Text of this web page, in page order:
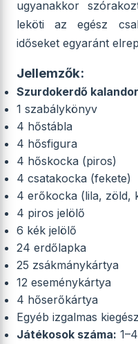
ugyanakkor
leköti az egész
időseket egyaránt
Jellemzők:
Szurdokerdő
1 szabálykönyv
4 hőstábla
4 hősfigura
4 hőskocka (piros)
4 csatakocka (fekete)
4 erőkocka (lila, zöld,
4 piros jelölő
6 kék jelölő
24 erdőlapka
25 zsákmánykártya
12 eseménykártya
4 hőserőkártya
Egyéb izgalmas
Játékosok száma: